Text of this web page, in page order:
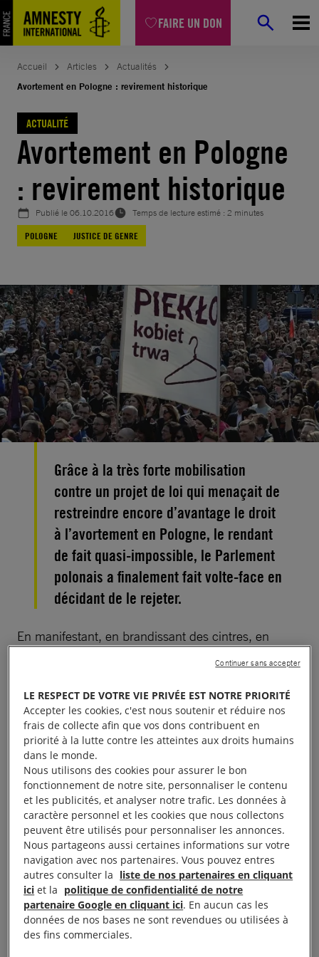
FAIRE UN DON
Aller
au
contenu
Accueil Articles
Actualités
Avortement en Pologne : revirement historique
ACTUALITÉ
Avortement en Pologne
: revirement historique
Publié le06.10.2016
Temps de lecture estimé : 2 minutes
POLOGNE
JUSTICE DE GENRE
Grâce à la très forte mobilisation
contre un projet de loi qui menaçait de
restreindre encore d’avantage le droit
à l’avortement en Pologne, le rendant
de fait quasi-impossible, le Parlement
polonais a finalement fait volte-face en
décidant de le rejeter.
En manifestant, en brandissant des cintres, en
Pologneet dans le monde ont réussi à faire reculer
le gouvernement polonais, pourtant considéré
comme intransigeant. Nous nous étions joints à
cette mobilisation, notamment en participant aux
différents rassemblements, organisés à Paris et
ailleurs.
À lire aussi : Pologne : femmes et filles mises en danger
Les femmes qui souhaitent se faire avorter ne sont
pas des criminelles et les décisions surle corps et
la santé des femmes ne devraient jamais être
placées entre les mains des politiques
LE RESPECT DE VOTRE VIE PRIVÉE EST NOTRE PRIORITÉ
Accepter les cookies, c'est nous soutenir et réduire nos
frais de collecte afin que vos dons contribuent en
priorité à la lutte contre les atteintes aux droits humains
dans le monde.
Nous utilisons des cookies pour assurer le bon
fonctionnement de notre site, personnaliser le contenu
et les publicités, et analyser notre trafic. Les données à
caractère personnel et les cookies que nous collectons
peuvent être utilisés pour personnaliser les annonces.
Nous partageons aussi certaines informations sur votre
navigation avec nos partenaires. Vous pouvez entres
autres consulter la liste de nos partenaires en cliquant
ici et la politique de confidentialité de notre
partenaire Google en cliquant ici. En aucun cas les
données de nos bases ne sont revendues ou utilisées à
des fins commerciales.
Continuer sans accepter